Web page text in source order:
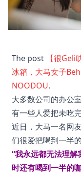
The post
【很
冰箱，大马女子
NOODOU.
大多数公司的办公
有一些人爱把未吃
近日，大马一名网
们很爱把喝到一半
“我永远都无法理
时还有喝到一半的